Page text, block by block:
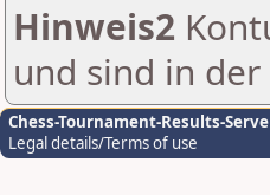
Hinweis2
und sind in
Chess-Tournament-Results-
Legal details/Terms of use